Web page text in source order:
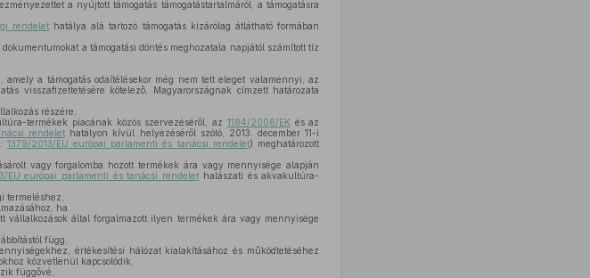
a nyújtott támogatás támogatástartalmáról, a támogatásra
rendelethatálya alá tartozó támogatás kizárólag átlátható formában
a támogatási döntés meghozatala napjától számított tíz
a támogatás odaítélésekor még nem tett eleget valamennyi, az
visszafizettetésére kötelező, Magyarországnak címzett határozata
részére,
termékek piacának közös szervezéséről, az 1184/2006/EK és az
rendelet hatályon kívül helyezéséről szóló, 2013. december 11-i
1379/2013/EU európai parlamenti és tanácsi rendelet) meghatározott
vagy forgalomba hozott termékek ára vagy mennyisége alapján
EU európai parlamenti és tanácsi rendelet halászati és akvakultúra-
termeléshez,
ha
vállalkozások által forgalmazott ilyen termékek ára vagy mennyisége
függ,
értékesítési hálózat kialakításához és működtetéséhez
közvetlenül kapcsolódik,
függővé,